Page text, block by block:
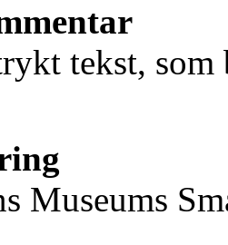
tekst,
Museums